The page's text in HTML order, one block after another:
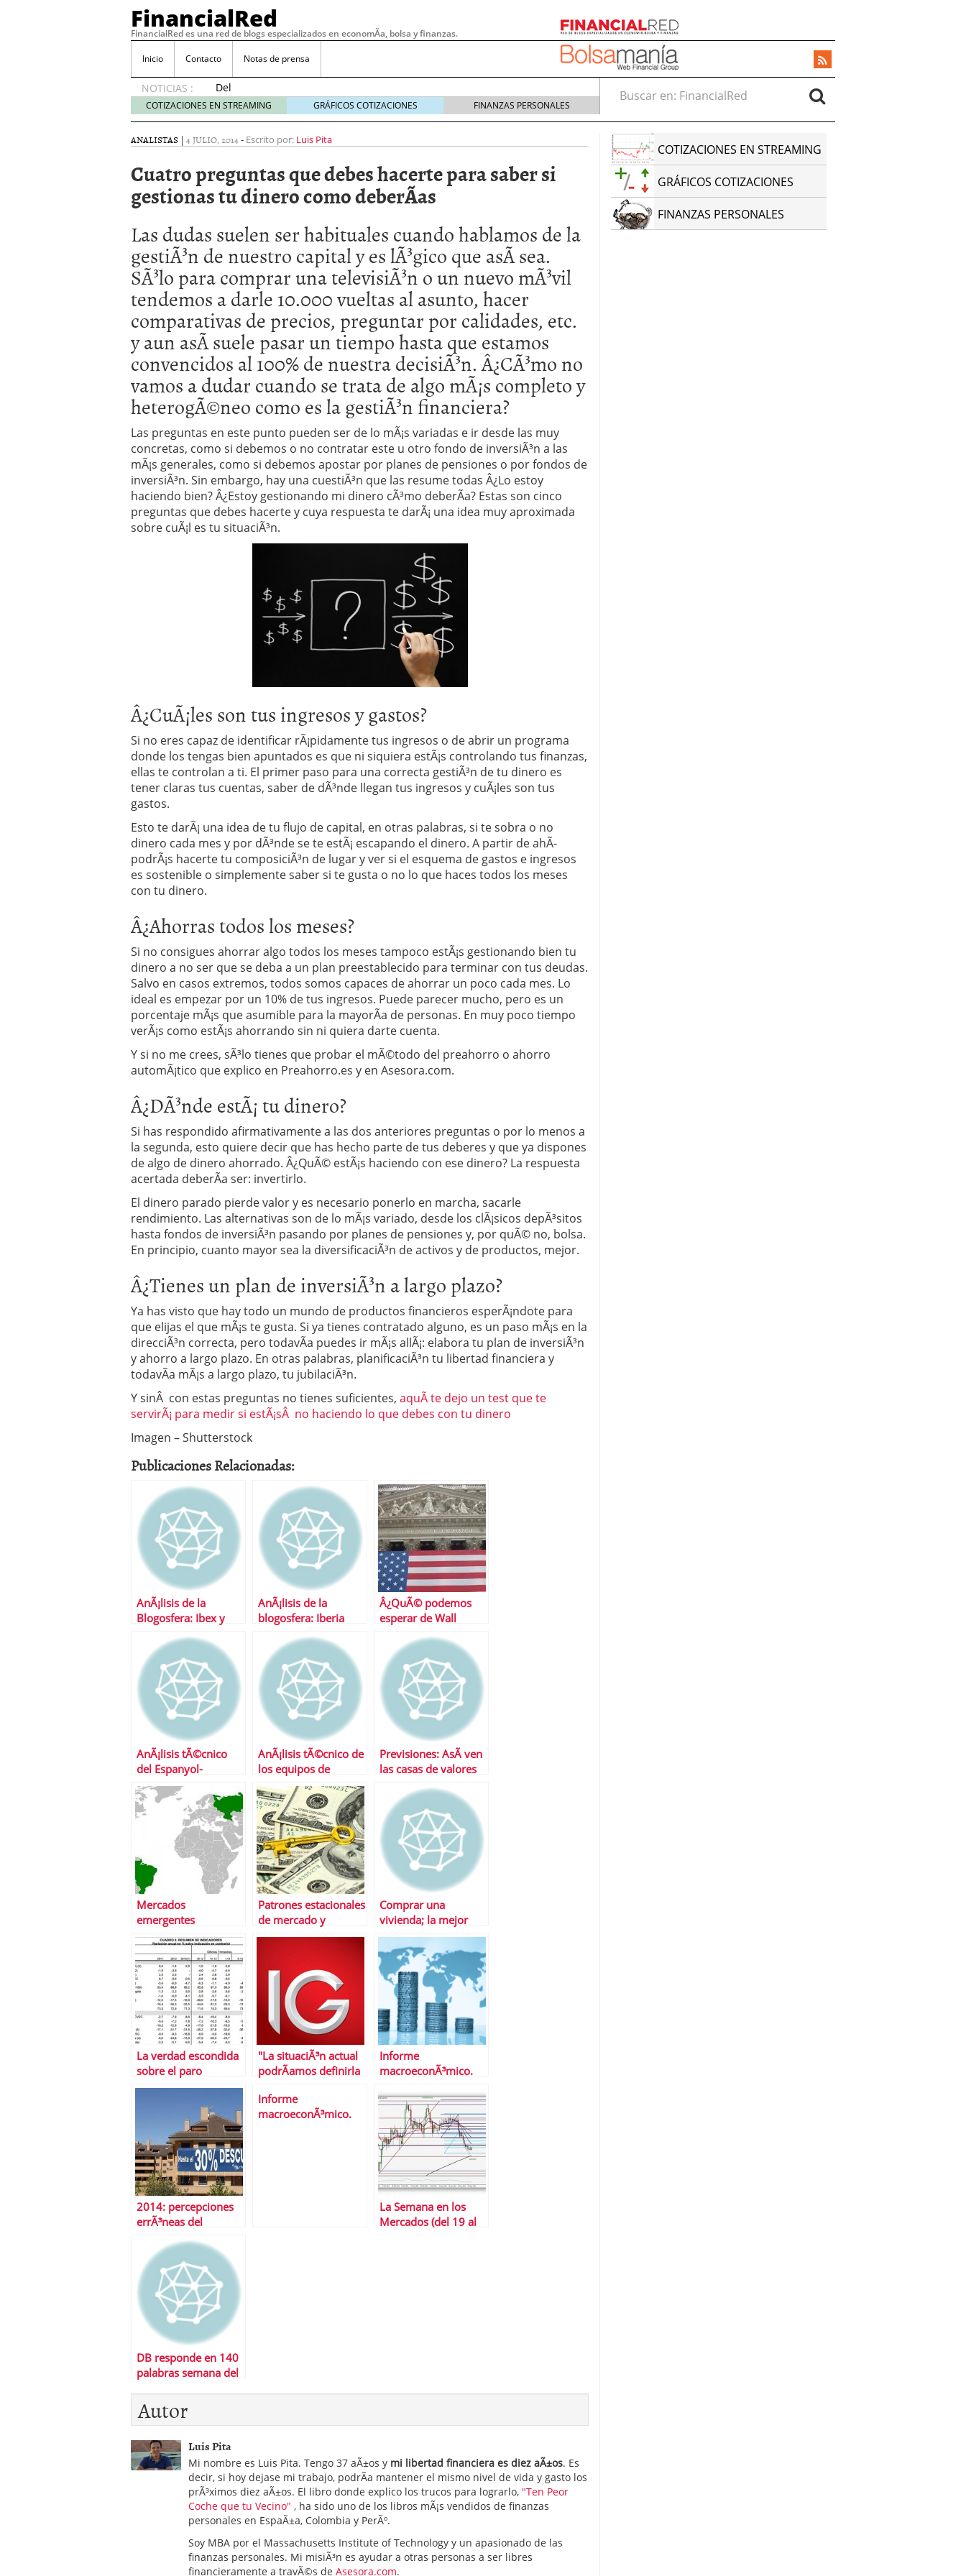
FinancialRed
FinancialRed es una red de blogs especializados en economÃ­a, bolsa y finanzas.
Inicio Contacto Notas de prensa
NOTICIAS :
Del
depósito
a la
cómo
cambiando
la
gestión
ahorro
en
España
05/08/2026
Seguros de convenio en pymes: la obligación que muchas empresas
descubren cuando ya es demasiado tarde 20/07/2026
ReseÃ±a de SIFX: Lo Que Deben Saber los Traders Mexicanos Antes de
Operar 29/06/2026
Crear empresa online vs proceso tradicional: ventajas reales para pymes
29/05/2026
CÃ³mo afrontar una baja mÃ©dica cuando trabajas por cuenta propia
26/05/2026
COTIZACIONES EN STREAMING GRÁFICOS COTIZACIONES FINANZAS PERSONALES
Buscar en:
ANALISTAS | 4 JULIO, 2014- Escrito por: Luis Pita
Cuatro preguntas que debes hacerte para saber si
gestionas tu dinero como deberÃ­as
Las dudas suelen ser habituales cuando hablamos de la
gestiÃ³n de nuestro capital y es lÃ³gico que asÃ­ sea.
SÃ³lo para comprar una televisiÃ³n o un nuevo mÃ³vil
tendemos a darle 10.000 vueltas al asunto, hacer
comparativas de precios, preguntar por calidades, etc.
y aun asÃ­ suele pasar un tiempo hasta que estamos
convencidos al 100% de nuestra decisiÃ³n. Â¿CÃ³mo no
vamos a dudar cuando se trata de algo mÃ¡s completo y
heterogÃ©neo como es la gestiÃ³n financiera?
Las preguntas en este punto pueden ser de lo mÃ¡s variadas e ir desde las muy
concretas, como si debemos o no contratar este u otro fondo de inversiÃ³n a las
mÃ¡s generales, como si debemos apostar por planes de pensiones o por fondos de
inversiÃ³n. Sin embargo, hay una cuestiÃ³n que las resume todas Â¿Lo estoy
haciendo bien? Â¿Estoy gestionando mi dinero cÃ³mo deberÃ­a? Estas son cinco
preguntas que debes hacerte y cuya respuesta te darÃ¡ una idea muy aproximada
sobre cuÃ¡l es tu situaciÃ³n.
Â¿CuÃ¡les son tus ingresos y gastos?
Si no eres capaz de identificar rÃ¡pidamente tus ingresos o de abrir un programa
donde los tengas bien apuntados es que ni siquiera estÃ¡s controlando tus finanzas,
ellas te controlan a ti. El primer paso para una correcta gestiÃ³n de tu dinero es
tener claras tus cuentas, saber de dÃ³nde llegan tus ingresos y cuÃ¡les son tus
gastos.
Esto te darÃ¡ una idea de tu flujo de capital, en otras palabras, si te sobra o no
dinero cada mes y por dÃ³nde se te estÃ¡ escapando el dinero. A partir de ahÃ­
podrÃ¡s hacerte tu composiciÃ³n de lugar y ver si el esquema de gastos e ingresos
es sostenible o simplemente saber si te gusta o no lo que haces todos los meses
con tu dinero.
Â¿Ahorras todos los meses?
Si no consigues ahorrar algo todos los meses tampoco estÃ¡s gestionando bien tu
dinero a no ser que se deba a un plan preestablecido para terminar con tus deudas.
Salvo en casos extremos, todos somos capaces de ahorrar un poco cada mes. Lo
ideal es empezar por un 10% de tus ingresos. Puede parecer mucho, pero es un
porcentaje mÃ¡s que asumible para la mayorÃ­a de personas. En muy poco tiempo
verÃ¡s como estÃ¡s ahorrando sin ni quiera darte cuenta.
Y si no me crees, sÃ³lo tienes que probar el mÃ©todo del preahorro o ahorro
automÃ¡tico que explico en Preahorro.es y en Asesora.com.
Â¿DÃ³nde estÃ¡ tu dinero?
Si has respondido afirmativamente a las dos anteriores preguntas o por lo menos a
la segunda, esto quiere decir que has hecho parte de tus deberes y que ya dispones
de algo de dinero ahorrado. Â¿QuÃ© estÃ¡s haciendo con ese dinero? La respuesta
acertada deberÃ­a ser: invertirlo.
El dinero parado pierde valor y es necesario ponerlo en marcha, sacarle
rendimiento. Las alternativas son de lo mÃ¡s variado, desde los clÃ¡sicos depÃ³sitos
hasta fondos de inversiÃ³n pasando por planes de pensiones y, por quÃ© no, bolsa.
En principio, cuanto mayor sea la diversificaciÃ³n de activos y de productos, mejor.
Â¿Tienes un plan de inversiÃ³n a largo plazo?
Ya has visto que hay todo un mundo de productos financieros esperÃ¡ndote para
que elijas el que mÃ¡s te gusta. Si ya tienes contratado alguno, es un paso mÃ¡s en la
direcciÃ³n correcta, pero todavÃ­a puedes ir mÃ¡s allÃ¡: elabora tu plan de inversiÃ³n
y ahorro a largo plazo. En otras palabras, planificaciÃ³n tu libertad financiera y
todavÃ­a mÃ¡s a largo plazo, tu jubilaciÃ³n.
Y sinÂ con estas preguntas no tienes suficientes, aquÃ­ te dejo un test que te
servirÃ¡ para medir si estÃ¡sÂ no haciendo lo que debes con tu dinero
Imagen – Shutterstock
Publicaciones Relacionadas:
AnÃ¡lisis de la
Blogosfera: Ibex y
AnÃ¡lisis de la
blogosfera: Iberia
Â¿QuÃ© podemos
esperar de Wall
AnÃ¡lisis tÃ©cnico
del Espanyol-
Barcelona
AnÃ¡lisis tÃ©cnico de
los equipos de
primera divisiÃ³n
Previsiones: AsÃ­ ven
las casas de valores
Mercados
emergentes
Patrones estacionales
de mercado y
curiosidades de este
Comprar una
vivienda; la mejor
forma de perder
dinero
La verdad escondida
sobre el paro
"La situaciÃ³n actual
podrÃ­amos definirla
Informe
macroeconÃ³mico.
de 2014
2014: percepciones
errÃ³neas del
Informe
macroeconÃ³mico.
La Semana en los
Mercados (del 19 al
DB responde en 140
palabras semana del
noviembre
Autor
Luis Pita
Mi nombre es Luis Pita. Tengo 37 aÃ±os y mi libertad financiera es diez aÃ±os. Es
decir, si hoy dejase mi trabajo, podrÃ­a mantener el mismo nivel de vida y gasto los
prÃ³ximos diez aÃ±os. El libro donde explico los trucos para lograrlo, "Ten Peor
Coche que tu Vecino" , ha sido uno de los libros mÃ¡s vendidos de finanzas
personales en EspaÃ±a, Colombia y PerÃº.
Soy MBA por el Massachusetts Institute of Technology y un apasionado de las
finanzas personales. Mi misiÃ³n es ayudar a otras personas a ser libres
financieramente a travÃ©s de Asesora.com.
COTIZACIONES EN STREAMING
GRÁFICOS COTIZACIONES
FINANZAS PERSONALES